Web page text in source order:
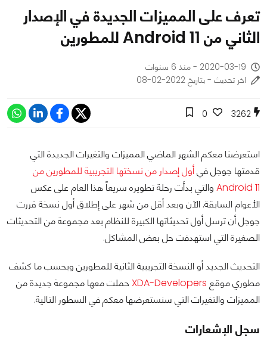
تعرف على المميزات الجديدة في الإصدار
الثاني من Android 11 للمطورين
2020-03-19 - منذ 6 سنوات
اخر تحديث - بتاريخ 2022-02-08
3262
0
استعرضنا معكم الشهر الماضي المميزات والتغيرات الجديدة التي
قدمتها جوجل فيأول إصدار من نسختها التجريبية للمطورين من
Android 11 والتي بدأت رحلة تطويره سريعاً هذا العام على عكس
الأعوام السابقة. الآن وبعد أقل من شهر على إطلاق أول نسخة قررت
جوجل أن ترسل أول تحديثاتها الكبيرة للنظام بعد مجموعة من التحديثات
الصغيرة التي استهدفت حل بعض المشاكل.
التحديث الجديد أو النسخة التجريبية الثانية للمطورين وبحسب ما كشف
مطوري موقع XDA-Developers حملت معها مجموعة جديدة من
المميزات والتغيرات التي سنستعرضها معكم في السطور التالية.
سجل الإشعارات